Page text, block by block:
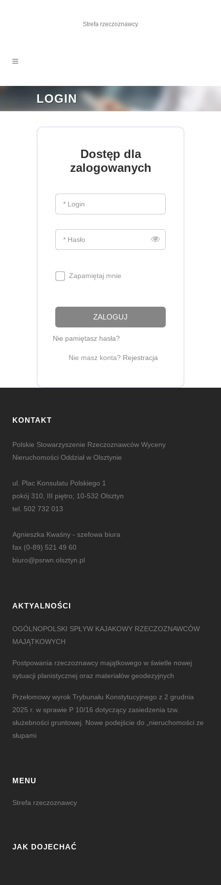
Strefa rzeczoznawcy
LOGIN
Dostęp dla
zalogowanych
* Login
* Hasło
Zapamiętaj mnie
ZALOGUJ
Nie pamiętasz hasła?
Nie masz konta? Rejestracja
KONTAKT
Polskie Stowarzyszenie Rzeczoznawców Wyceny
Nieruchomości Oddział w Olsztynie
ul. Plac Konsulatu Polskiego 1
pokój 310, III piętro; 10-532 Olsztyn
tel. 502 732 013
Agnieszka Kwaśny - szefowa biura
fax (0-89) 521 49 60
biuro@psrwn.olsztyn.pl
AKTYALNOŚCI
OGÓLNOPOLSKI SPŁYW KAJAKOWY RZECZOZNAWCÓW
MAJĄTKOWYCH
Postpowania rzeczoznawcy majątkowego w świetle nowej
sytuacji planistycznej oraz materiałów geodezyjnych
Przełomowy wyrok Trybunału Konstytucyjnego z 2 grudnia
2025 r. w sprawie P 10/16 dotyczący zasiedzenia tzw.
służebności gruntowej. Nowe podejście do „nieruchomości ze
słupami
MENU
Strefa rzeczoznawcy
JAK DOJECHAĆ